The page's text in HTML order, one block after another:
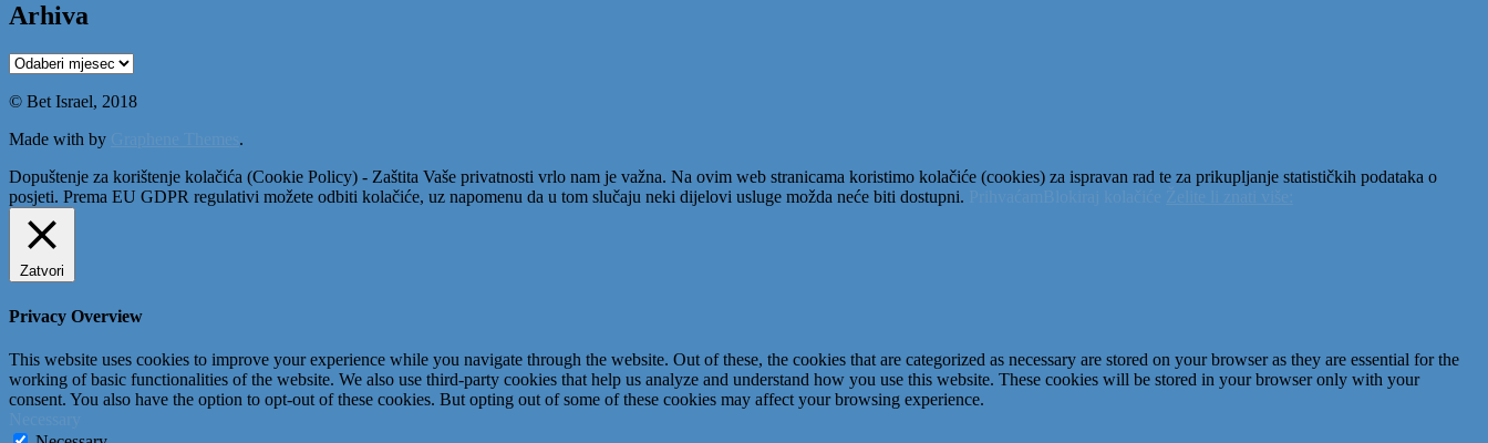
Arhiva
Arhiva
© Bet Israel, 2018
Made with by
.
Dopuštenje za korištenje kolačića (Cookie Policy) - Zaštita Vaše privatnosti vrlo nam je važna. Na ovim web stranicama koristimo kolačiće (cookies) za ispravan rad te za prikupljanje statističkih podataka o
posjeti. Prema EU GDPR regulativi možete odbiti kolačiće, uz napomenu da u tom slučaju neki dijelovi usluge možda neće biti dostupni.
Zatvori
Privacy Overview
This website uses cookies to improve your experience while you navigate through the website. Out of these, the cookies that are categorized as necessary are stored on your browser as they are essential for the
working of basic functionalities of the website. We also use third-party cookies that help us analyze and understand how you use this website. These cookies will be stored in your browser only with your
consent. You also have the option to opt-out of these cookies. But opting out of some of these cookies may affect your browsing experience.